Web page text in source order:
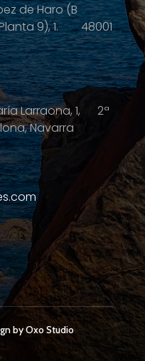
de Haro (B
Planta 9), 1.48001
Larraona, 1, 2ª
Navarra
by Oxo Studio